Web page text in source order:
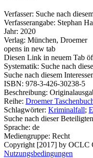
Verfasser: Suche nach
Verfasserangabe: Stephan
Jahr: 2020
Verlag: München, Droemer
opens in new tab
Diesen Link in neuem Tab
Systematik: Suche nach
Suche nach diesem
ISBN: 978-3-426-30238-5
Beschreibung:
Reihe: Droemer
Schlagwörter: Kriminalfall;
Suche nach dieser
Sprache: de
Mediengruppe: Recht
Copyright [2017] by OCLC
Nutzungsbedingungen